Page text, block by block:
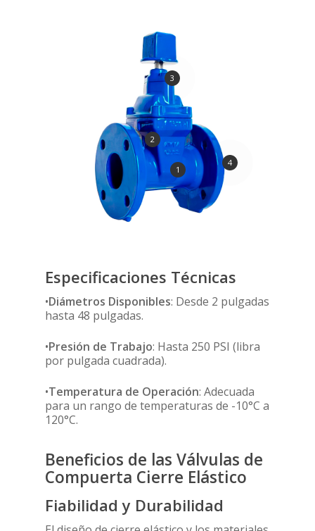
1
2
3
4
Especificaciones Técnicas
•Diámetros Disponibles: Desde 2 pulgadas
hasta 48 pulgadas.
•Presión de Trabajo: Hasta 250 PSI (libra
por pulgada cuadrada).
•Temperatura de Operación: Adecuada
para un rango de temperaturas de -10°C a
120°C.
Beneficios de las Válvulas de
Compuerta Cierre Elástico
Fiabilidad y Durabilidad